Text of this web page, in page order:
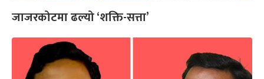
जाजरकोटमा ढल्यो ‘शक्ति-सत्ता’